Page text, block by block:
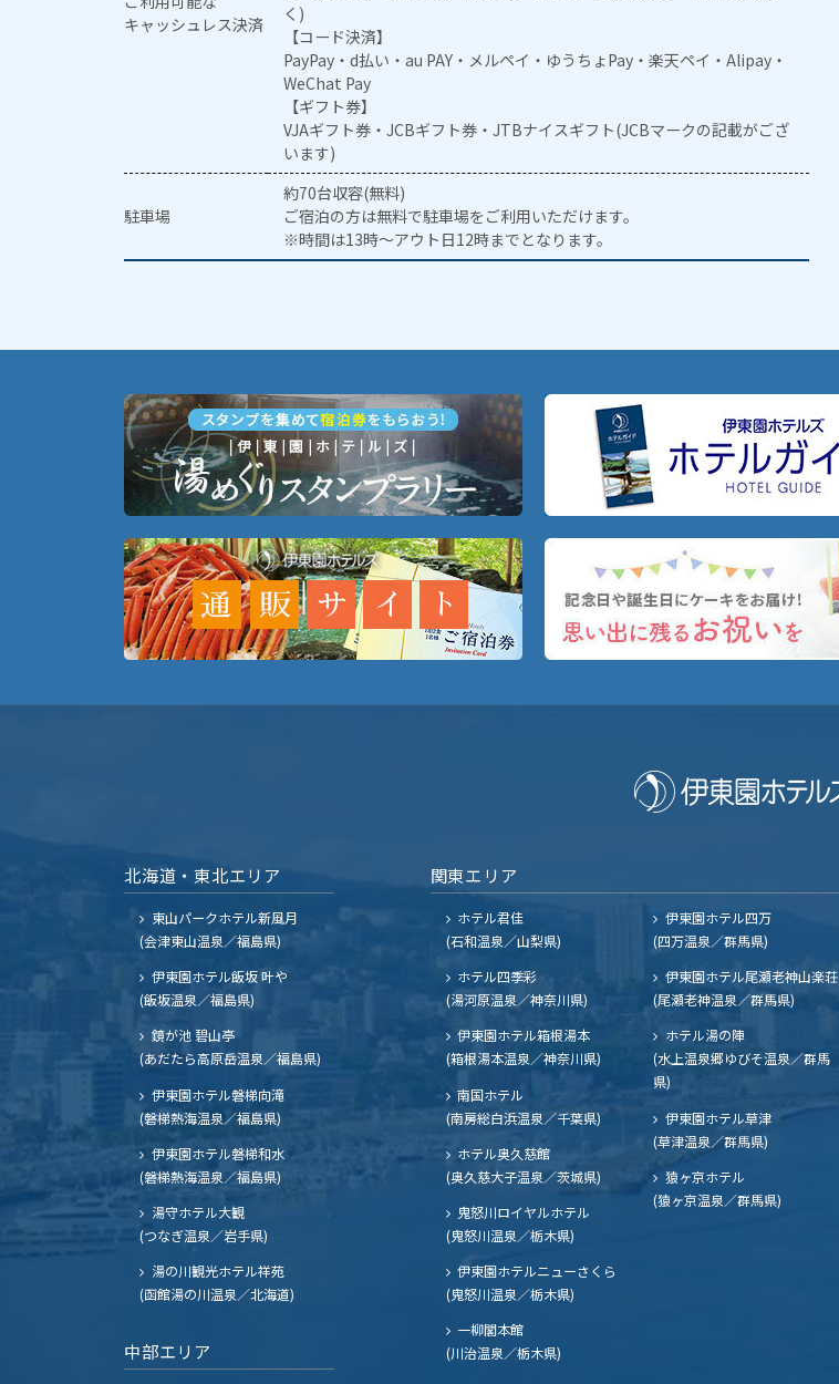
キャッシュレス決済
く)
【コード決済】
PayPay・d払い・au PAY・メルペイ・ゆうちょPay・楽天ペイ・Alipay・
WeChat Pay
【ギフト券】
VJAギフト券・JCBギフト券・JTBナイスギフト(JCBマークの記載がござ
います)
駐車場
約70台収容(無料)
ご宿泊の方は無料で駐車場をご利用いただけます。
※時間は13時～アウト日12時までとなります。
北海道・東北エリア
東山パークホテル新風月
(会津東山温泉／福島県)
伊東園ホテル飯坂 叶や
(飯坂温泉／福島県)
鏡が池 碧山亭
(あだたら高原岳温泉／福島県)
伊東園ホテル磐梯向滝
(磐梯熱海温泉／福島県)
伊東園ホテル磐梯和水
(磐梯熱海温泉／福島県)
湯守ホテル大観
(つなぎ温泉／岩手県)
湯の川観光ホテル祥苑
(函館湯の川温泉／北海道)
中部エリア
関東エリア
ホテル君佳
(石和温泉／山梨県)
ホテル四季彩
(湯河原温泉／神奈川県)
伊東園ホテル箱根湯本
(箱根湯本温泉／神奈川県)
南国ホテル
(南房総白浜温泉／千葉県)
ホテル奥久慈館
(奥久慈大子温泉／茨城県)
鬼怒川ロイヤルホテル
(鬼怒川温泉／栃木県)
伊東園ホテルニューさくら
(鬼怒川温泉／栃木県)
一柳閣本館
(川治温泉／栃木県)
伊東園ホテル四万
(四万温泉／群馬県)
伊東園ホテル尾瀬老神山楽荘
(尾瀬老神温泉／群馬県)
ホテル湯の陣
(水上温泉郷ゆびそ温泉／群馬
県)
伊東園ホテル草津
(草津温泉／群馬県)
猿ヶ京ホテル
(猿ヶ京温泉／群馬県)